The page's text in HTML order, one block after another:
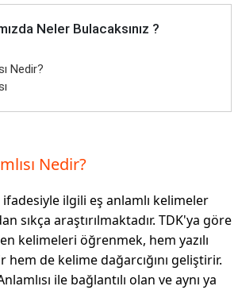
Neler Bulacaksınız ?
Nedir?
Nedir?
ifadesiyle ilgili eş anlamlı kelimeler
sıkça araştırılmaktadır. TDK'ya göre
kelimeleri öğrenmek, hem yazılı
hem de kelime dağarcığını geliştirir.
ile bağlantılı olan ve aynı ya